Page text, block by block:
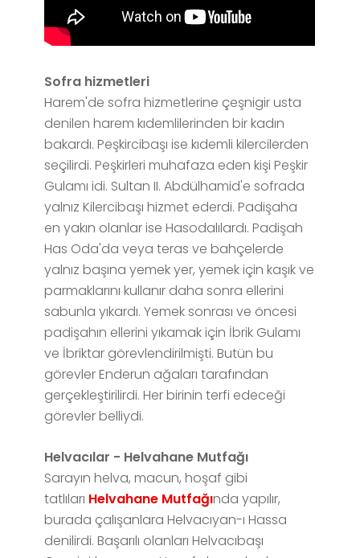
Sofra hizmetleri
Harem'de sofra hizmetlerine çeşnigir usta
denilen harem kıdemlilerinden bir kadın
bakardı. Peşkircibaşı ise kıdemli kilercilerden
seçilirdi. Peşkirleri muhafaza eden kişi Peşkir
Gulamı idi. Sultan II. Abdülhamid'e sofrada
yalnız Kilercibaşı hizmet ederdi. Padişaha
en yakın olanlar ise Hasodalılardı. Padişah
Has Oda'da veya teras ve bahçelerde
yalnız başına yemek yer, yemek için kaşık ve
parmaklarını kullanır daha sonra ellerini
sabunla yıkardı. Yemek sonrası ve öncesi
padişahın ellerini yıkamak için İbrik Gulamı
ve İbriktar görevlendirilmişti. Butün bu
görevler Enderun ağaları tarafından
gerçekleştirilirdi. Her birinin terfi edeceği
görevler belliydi.
Helvacılar - Helvahane Mutfağı
Sarayın helva, macun, hoşaf gibi
tatlıları Helvahane Mutfağında yapılır,
burada çalışanlara Helvacıyan-ı Hassa
denilirdi. Başarılı olanları Helvacıbaşı